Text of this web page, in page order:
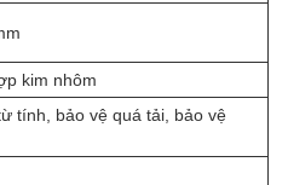
kim nhôm
tính, bảo vệ quá tải, bảo vệ